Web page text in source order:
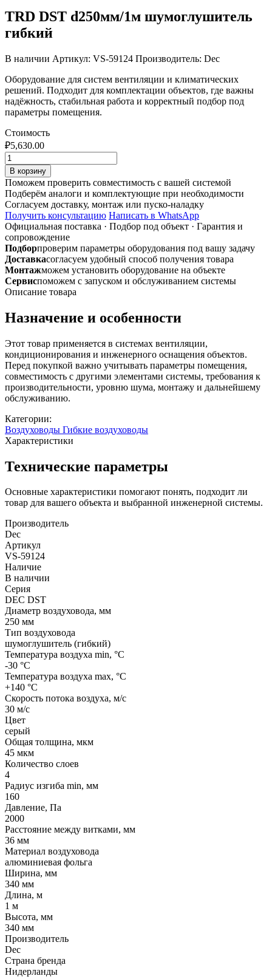
TRD DST d250мм/1м шумоглушитель
гибкий
В наличии Артикул: VS-59124 Производитель: Dec
Оборудование для систем вентиляции и климатических
решений. Подходит для комплектации объектов, где важны
надёжность, стабильная работа и корректный подбор под
параметры помещения.
Стоимость
₽5,630.00
Количество
товара
TRD
DST
d250мм/1м
шумоглушитель
гибкий
В корзину
Поможем проверить совместимость с вашей системой
Подберём аналоги и комплектующие при необходимости
Согласуем доставку, монтаж или пуско-наладку
Получить консультацию Написать в WhatsApp
Официальная поставка · Подбор под объект · Гарантия и
сопровождение
Подборпроверим параметры оборудования под вашу задачу
Доставкасогласуем удобный способ получения товара
Монтажможем установить оборудование на объекте
Сервиспоможем с запуском и обслуживанием системы
Описание товара
Назначение и особенности
Этот товар применяется в системах вентиляции,
кондиционирования и инженерного оснащения объектов.
Перед покупкой важно учитывать параметры помещения,
совместимость с другими элементами системы, требования к
производительности, уровню шума, монтажу и дальнейшему
обслуживанию.
Категории:
Воздуховоды Гибкие воздуховоды
Характеристики
Технические параметры
Основные характеристики помогают понять, подходит ли
товар для вашего объекта и выбранной инженерной системы.
Производитель
Dec
Артикул
VS-59124
Наличие
В наличии
Серия
DEC DST
Диаметр воздуховода, мм
250 мм
Тип воздуховода
шумоглушитель (гибкий)
Температура воздуха min, °С
-30 °С
Температура воздуха max, °С
+140 °С
Скорость потока воздуха, м/с
30 м/с
Цвет
серый
Общая толщина, мкм
45 мкм
Количество слоев
4
Радиус изгиба min, мм
160
Давление, Па
2000
Расстояние между витками, мм
36 мм
Материал воздуховода
алюминиевая фольга
Ширина, мм
340 мм
Длина, м
1 м
Высота, мм
340 мм
Производитель
Dec
Страна бренда
Нидерланды